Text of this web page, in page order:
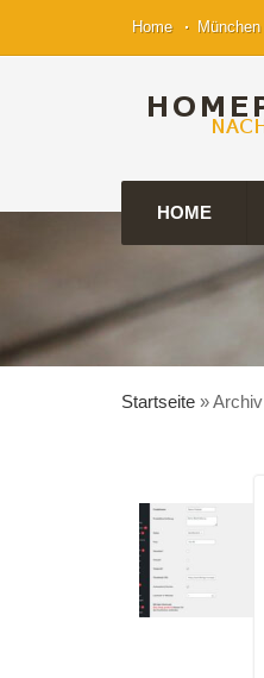
Home München
HOME
Startseite »Archiv